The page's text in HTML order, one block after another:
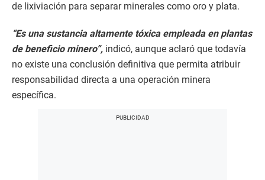
de lixiviación para separar minerales como oro y plata.
“Es una sustancia altamente tóxica empleada en plantas
de beneficio minero”, indicó, aunque aclaró que todavía
no existe una conclusión definitiva que permita atribuir
responsabilidad directa a una operación minera
específica.